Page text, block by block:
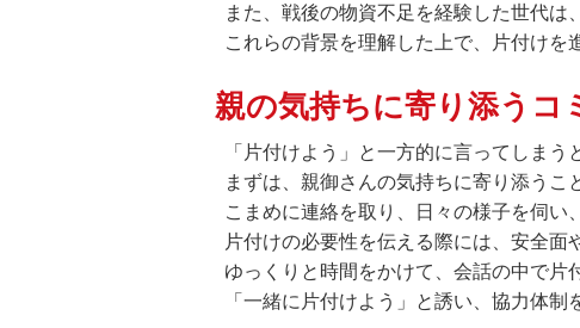
また、戦後の物資不足を経験した世代は
これらの背景を理解した上で、片付けを
親の気持ちに寄り添うコ
「片付けよう」と一方的に言ってしま
まずは、親御さんの気持ちに寄り添うこ
こまめに連絡を取り、日々の様子を伺い
片付けの必要性を伝える際には、安全面
ゆっくりと時間をかけて、会話の中で片
「一緒に片付けよう」と誘い、協力体制